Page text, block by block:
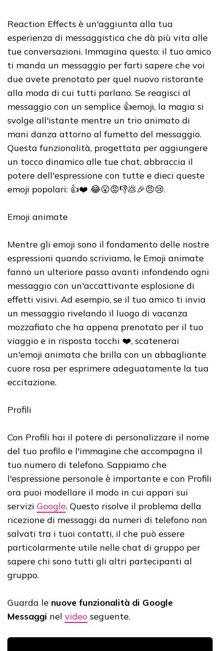
Reaction Effects è un'aggiunta alla tua
esperienza di messaggistica che dà più vita alle
tue conversazioni. Immagina questo: il tuo amico
ti manda un messaggio per farti sapere che voi
due avete prenotato per quel nuovo ristorante
alla moda di cui tutti parlano. Se reagisci al
messaggio con un semplice 👍emoji, la magia si
svolge all'istante mentre un trio animato di
mani danza attorno al fumetto del messaggio.
Questa funzionalità, progettata per aggiungere
un tocco dinamico alle tue chat, abbraccia il
potere dell'espressione con tutte e dieci queste
emoji popolari: 👍❤️ 😂😮😡👎💩🎉😠😢.
Emoji animate
Mentre gli emoji sono il fondamento delle nostre
espressioni quando scriviamo, le Emoji animate
fanno un ulteriore passo avanti infondendo ogni
messaggio con un'accattivante esplosione di
effetti visivi. Ad esempio, se il tuo amico ti invia
un messaggio rivelando il luogo di vacanza
mozzafiato che ha appena prenotato per il tuo
viaggio e in risposta tocchi ❤️, scatenerai
un'emoji animata che brilla con un abbagliante
cuore rosa per esprimere adeguatamente la tua
eccitazione.
Profili
Con Profili hai il potere di personalizzare il nome
del tuo profilo e l'immagine che accompagna il
tuo numero di telefono. Sappiamo che
l'espressione personale è importante e con Profili
ora puoi modellare il modo in cui appari sui
servizi Google. Questo risolve il problema della
ricezione di messaggi da numeri di telefono non
salvati tra i tuoi contatti, il che può essere
particolarmente utile nelle chat di gruppo per
sapere chi sono tutti gli altri partecipanti al
gruppo.
Guarda le nuove funzionalità di Google
Messaggi nel video seguente.